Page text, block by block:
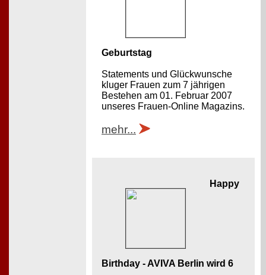
Geburtstag
Statements und Glückwunsche
kluger Frauen zum 7 jährigen
Bestehen am 01. Februar 2007
unseres Frauen-Online Magazins.
mehr...
Happy
Birthday - AVIVA Berlin wird 6